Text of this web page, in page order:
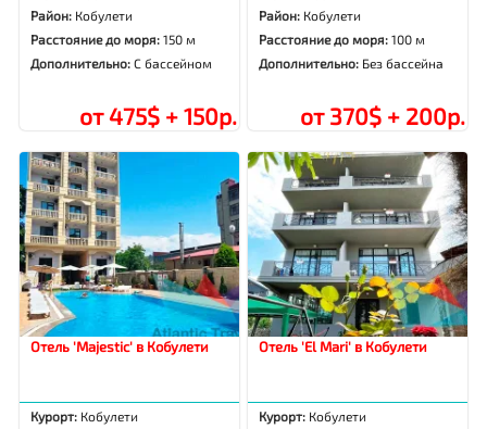
Район: Кобулети
Расстояние до моря:150 м
Дополнительно:С бассейном
от 475$ + 150р.
Район: Кобулети
Расстояние до моря:100 м
Дополнительно: Без бассейна
от 370$ + 200р.
Отель 'Majestic' в Кобулети
Курорт: Кобулети
Отель 'El Mari' в Кобулети
Курорт: Кобулети